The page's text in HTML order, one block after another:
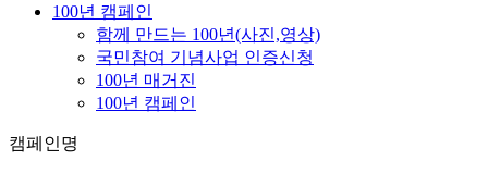
100년 캠페인
함께 만드는 100년(사진,영상)
국민참여 기념사업 인증신청
100년 매거진
100년 캠페인
캠페인명